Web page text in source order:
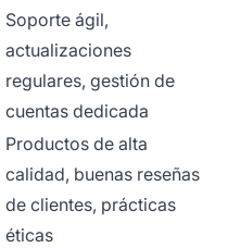
Soporte ágil,
actualizaciones
regulares, gestión de
cuentas dedicada
Productos de alta
calidad, buenas reseñas
de clientes, prácticas
éticas